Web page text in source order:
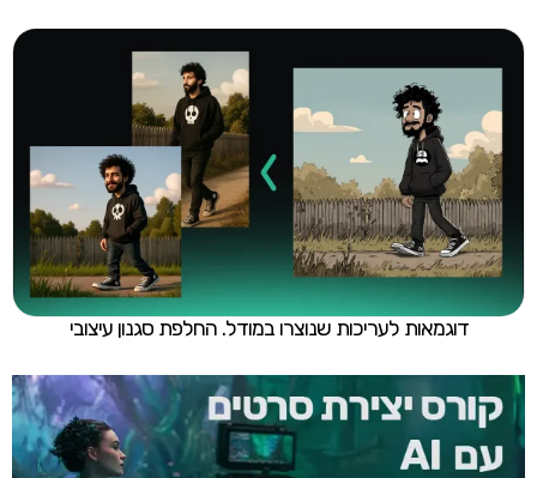
דוגמאות לעריכות שנוצרו במודל. החלפת סגנון עיצובי